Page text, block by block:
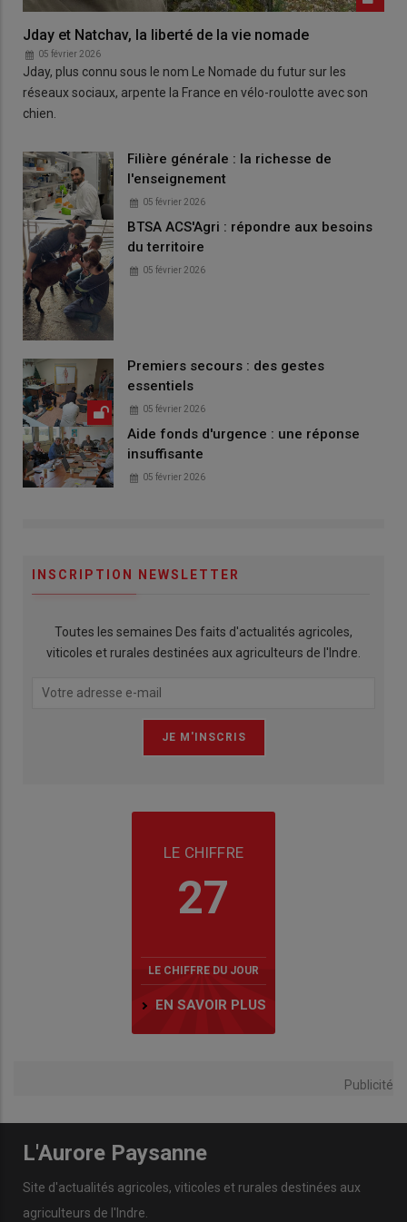
Jday et Natchav, la liberté de la vie nomade
05 février 2026
Jday, plus connu sous le nom Le Nomade du futur sur les
réseaux sociaux, arpente la France en vélo-roulotte avec son
chien.
Filière générale : la richesse de
l'enseignement
05 février 2026
BTSA ACS'Agri : répondre aux besoins
du territoire
05 février 2026
Premiers secours : des gestes
essentiels
05 février 2026
Aide fonds d'urgence : une réponse
insuffisante
05 février 2026
INSCRIPTION NEWSLETTER
Toutes les semaines Des faits d'actualités agricoles,
viticoles et rurales destinées aux agriculteurs de l'Indre.
LE CHIFFRE
27
LE CHIFFRE DU JOUR
EN SAVOIR PLUS
Publicité
L'Aurore Paysanne
Site d'actualités agricoles, viticoles et rurales destinées aux
agriculteurs de l'Indre.